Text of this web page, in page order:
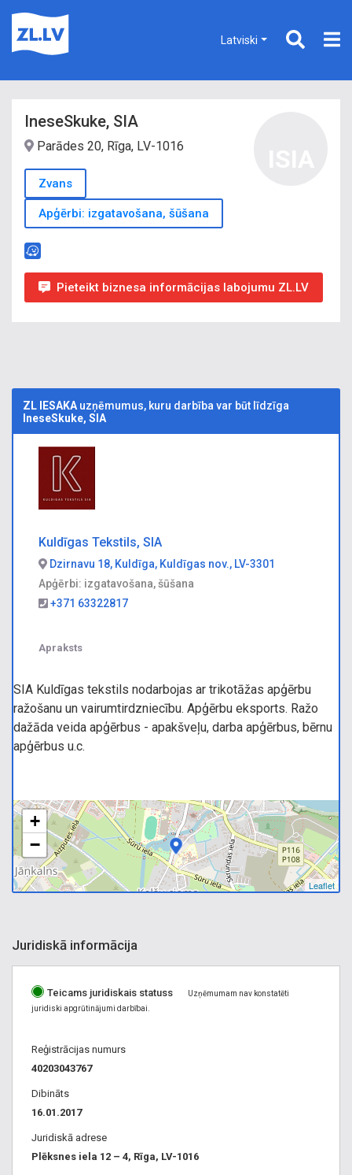
Latviski
IneseSkuke, SIA
Parādes 20, Rīga, LV-1016
Zvans
Apģērbi: izgatavošana, šūšana
Pieteikt biznesa informācijas labojumu ZL.LV
ZL IESAKA uzņēmumus, kuru darbība var būt līdzīga
IneseSkuke, SIA
Kuldīgas Tekstils, SIA
Dzirnavu 18, Kuldīga, Kuldīgas nov., LV-3301
Apģērbi: izgatavošana, šūšana
+371 63322817
Apraksts
SIA Kuldīgas tekstils nodarbojas ar trikotāžas apģērbu
ražošanu un vairumtirdzniecību. Apģērbu eksports. Ražo
dažāda veida apģērbus - apakšveļu, darba apģērbus, bērnu
apģērbus u.c.
+
−
Leaflet
Juridiskā informācija
Teicams juridiskais statuss
Uzņēmumam nav konstatēti
juridiski apgrūtinājumi darbībai.
Reģistrācijas numurs
40203043767
Dibināts
16.01.2017
Juridiskā adrese
Plēksnes iela 12 – 4, Rīga, LV-1016